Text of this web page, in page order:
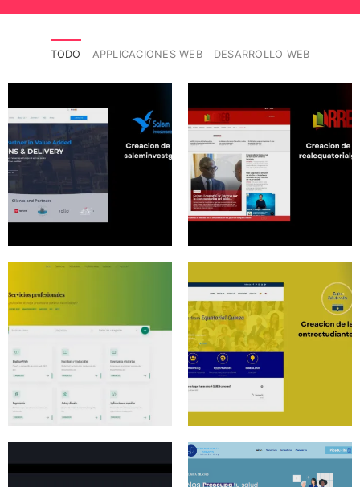
TODO APPLICACIONES WEB DESARROLLO WEB